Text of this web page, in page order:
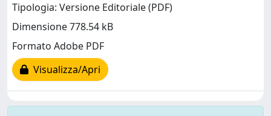
Tipologia: Versione Editoriale (PDF)
Dimensione 778.54 kB
Formato Adobe PDF
Visualizza/Apri